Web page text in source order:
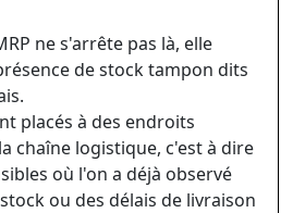
ne s'arrête pas là, elle
de stock tampon dits
placés à des endroits
chaîne logistique, c'est à dire
où l'on a déjà observé
ou des délais de livraison